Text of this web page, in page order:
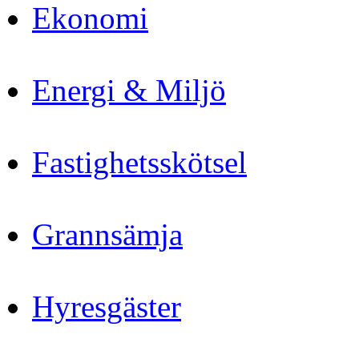
Ekonomi
Energi & Miljö
Fastighetsskötsel
Grannsämja
Hyresgäster